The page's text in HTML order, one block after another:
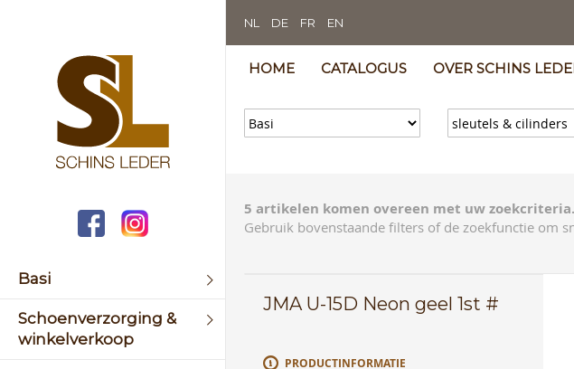
Basi
Schoenverzorging &
winkelverkoop
NL DE FR EN
HOME CATALOGUS OVER SCHINS
5 artikelen komen overeen met uw zoekcriteria.
Gebruik bovenstaande filters of de zoekfunctie om
JMA U-15D Neon geel 1st #
PRODUCTINFORMATIE